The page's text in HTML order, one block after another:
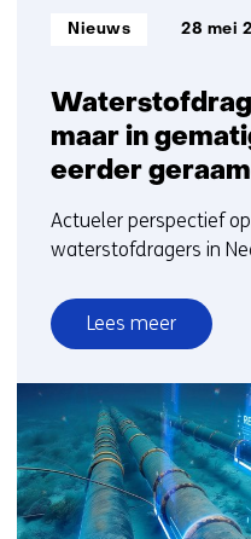
maar in
eerder
Informatietype:
Nieuws 28 mei
Actueler perspectief
waterstofdragers in
Lees meer
over
Waterstofdragers
groeien
door,
maar
in
gematigder